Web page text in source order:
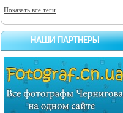
Показать все теги
НАШИ ПАРТНЕРЫ